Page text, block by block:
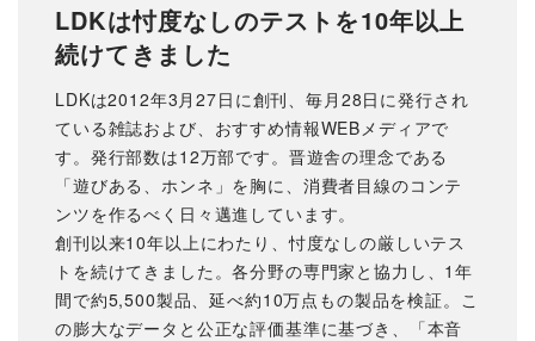
LDKは忖度なしのテストを10年以上
続けてきました
LDKは2012年3月27日に創刊、毎月28日に発行され
ている雑誌および、おすすめ情報WEBメディアで
す。発行部数は12万部です。晋遊舎の理念である
「遊びある、ホンネ」を胸に、消費者目線のコンテ
ンツを作るべく日々邁進しています。
創刊以来10年以上にわたり、忖度なしの厳しいテス
トを続けてきました。各分野の専門家と協力し、1年
間で約5,500製品、延べ約10万点もの製品を検証。こ
の膨大なデータと公正な評価基準に基づき、「本音